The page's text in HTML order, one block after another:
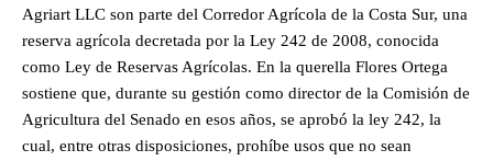
Agriart LLC son parte del Corredor Agrícola de la Costa Sur, una
reserva agrícola decretada por la Ley 242 de 2008, conocida
como Ley de Reservas Agrícolas. En la querella Flores Ortega
sostiene que, durante su gestión como director de la Comisión de
Agricultura del Senado en esos años, se aprobó la ley 242, la
cual, entre otras disposiciones, prohíbe usos que no sean